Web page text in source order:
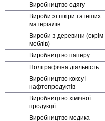
Виробництво одягу
Вироби зі шкіри та інших
матеріалів
Вироби з деревини (окрім
меблів)
Виробництво паперу
Поліграфічна діяльність
Виробництво коксу і
нафто­продуктів
Виробництво хімічної
продукції
Виробництво медика­